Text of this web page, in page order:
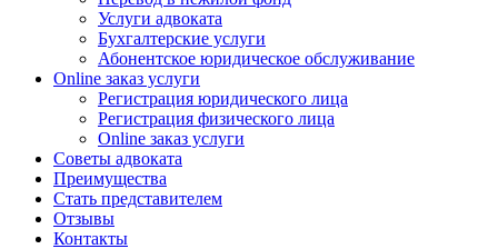
Услуги адвоката
Бухгалтерские услуги
Абонентское юридическое обслуживание
Online заказ услуги
Регистрация юридического лица
Регистрация физического лица
Online заказ услуги
Советы адвоката
Преимущества
Стать представителем
Отзывы
Контакты